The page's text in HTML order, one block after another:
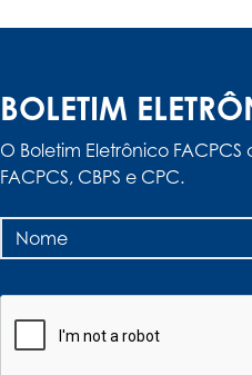
BOLETIM
O Boletim Eletrônico
FACPCS, CBPS e CPC.